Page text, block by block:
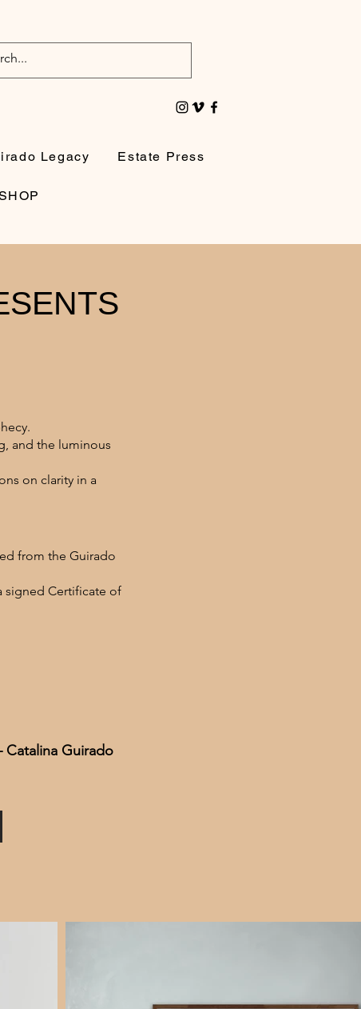
Legacy Estate Press
and the luminous
on clarity in a
from the Guirado
signed Certificate of
Guirado